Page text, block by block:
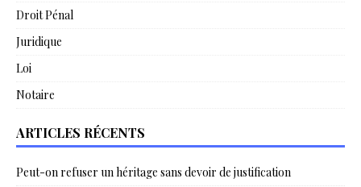
Droit Pénal
Juridique
Loi
Notaire
ARTICLES RÉCENTS
Peut-on refuser un héritage sans devoir de justification